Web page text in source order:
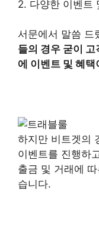
2. 다양한 이벤트
서문에서 말씀 드
들의 경우 굳이 고
에 이벤트 및 혜
하지만 비트겟의
이벤트를 진행하
출금 및 거래에
습니다.